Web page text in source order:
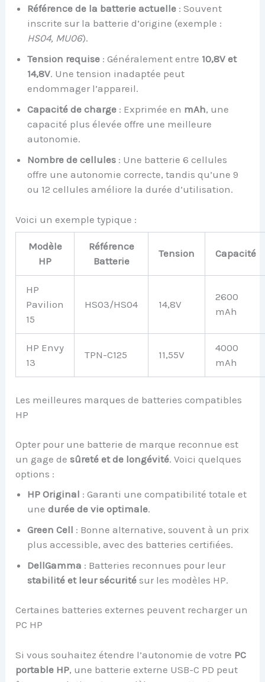
Référence de la batterie actuelle : Souvent
inscrite sur la batterie d’origine (exemple :
HS04, MU06).
Tension requise : Généralement entre 10,8V et
14,8V. Une tension inadaptée peut
endommager l’appareil.
Capacité de charge : Exprimée en mAh, une
capacité plus élevée offre une meilleure
autonomie.
Nombre de cellules : Une batterie 6 cellules
offre une autonomie correcte, tandis qu’une 9
ou 12 cellules améliore la durée d’utilisation.
Voici un exemple typique :
Modèle
HP
Référence
Batterie
Tension Capacité
HP
Pavilion
15
HS03/HS04 14,8V
2600
mAh
HP Envy
13
TPN-C125 11,55V
4000
mAh
Les meilleures marques de batteries compatibles
HP
Opter pour une batterie de marque reconnue est
un gage desûreté et de longévité. Voici quelques
options :
HP Original : Garanti une compatibilité totale et
unedurée de vie optimale.
Green Cell : Bonne alternative, souvent à un prix
plus accessible, avec des batteries certifiées.
DellGamma : Batteries reconnues pour leur
stabilité et leur sécurité sur les modèles HP.
Certaines batteries externes peuvent recharger un
PC HP
Si vous souhaitez étendre l’autonomie de votre PC
portable HP, une batterie externe USB-C PD peut